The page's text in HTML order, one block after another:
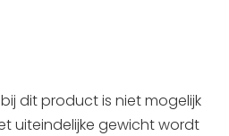
dit product is niet mogelijk
uiteindelijke gewicht wordt